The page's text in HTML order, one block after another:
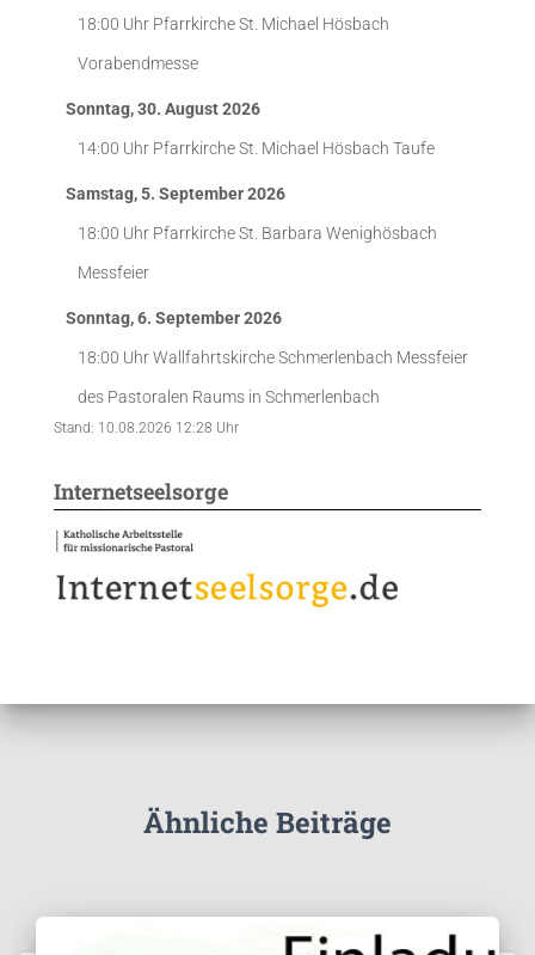
18:00 Uhr Pfarrkirche St. Michael Hösbach
Vorabendmesse
Sonntag, 30. August 2026
14:00 Uhr Pfarrkirche St. Michael Hösbach Taufe
Samstag, 5. September 2026
18:00 Uhr Pfarrkirche St. Barbara Wenighösbach
Messfeier
Sonntag, 6. September 2026
18:00 UhrWallfahrtskirche Schmerlenbach Messfeier
des Pastoralen Raums in Schmerlenbach
Stand: 10.08.2026 12:28 Uhr
Internetseelsorge
Ähnliche Beiträge